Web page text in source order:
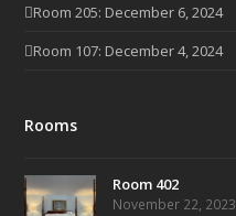
Room 205: December 6, 2024
Room 107: December 4, 2024
Rooms
Room 402
November 22, 2023